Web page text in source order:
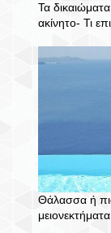
Τα
ακίνητο- Τι
Θάλασσα ή
μειονεκτήματα